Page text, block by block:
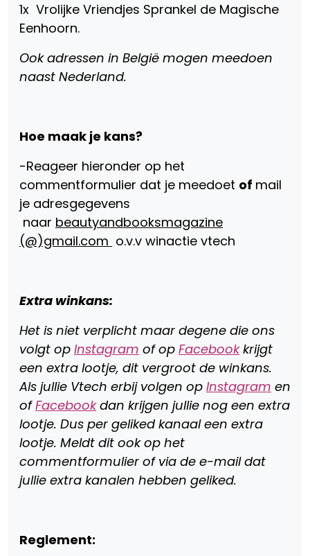
1x Vrolijke Vriendjes Sprankel de Magische
Eenhoorn.
Ook adressen in België mogen meedoen
naast Nederland.
Hoe maak je kans?
-Reageer hieronder op het
commentformulier dat je meedoet of mail
je adresgegevens
naar beautyandbooksmagazine
(@)gmail.com o.v.v winactie vtech
Extra winkans:
Het is niet verplicht maar degene die ons
volgt op Instagram of op Facebookkrijgt
een extra lootje, dit vergroot de winkans.
Als jullie Vtech erbij volgen op Instagram en
ofFacebookdan krijgen jullie nog een extra
lootje. Dus per geliked kanaal een extra
lootje. Meldt dit ook op het
commentformulier of via de e-mail dat
jullie extra kanalen hebben geliked.
Reglement: